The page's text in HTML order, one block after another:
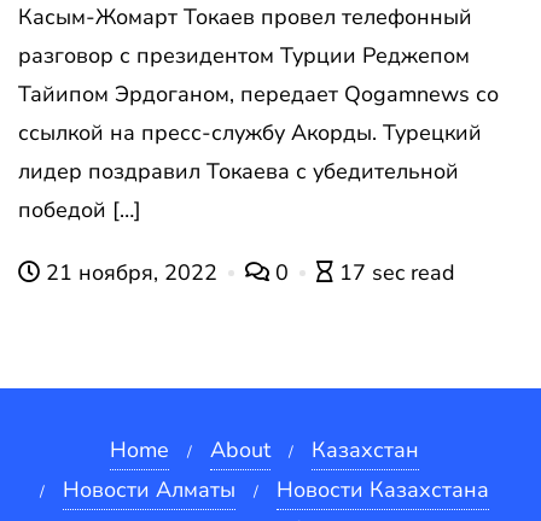
Касым-Жомарт Токаев провел телефонный
разговор с президентом Турции Реджепом
Тайипом Эрдоганом, передает Qogamnews со
ссылкой на пресс-службу Акорды. Турецкий
лидер поздравил Токаева с убедительной
победой […]
21 ноября, 2022 0 17 sec read
Home About
Казахстан
Новости Алматы
Новости Казахстана